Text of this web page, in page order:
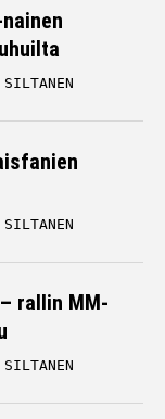
SILTANEN
SILTANEN
rallin MM-
SILTANEN